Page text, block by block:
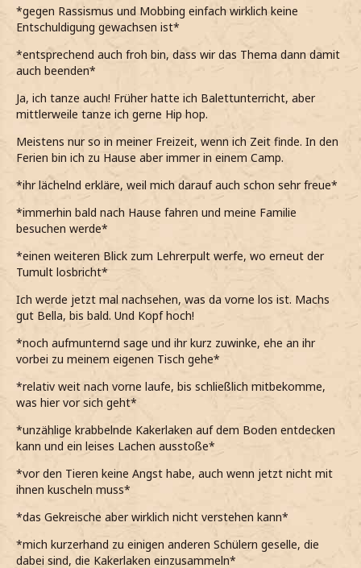
*gegen Rassismus und Mobbing einfach wirklich keine
Entschuldigung gewachsen ist*
*entsprechend auch froh bin, dass wir das Thema dann damit
auch beenden*
Ja, ich tanze auch! Früher hatte ich Balettunterricht, aber
mittlerweile tanze ich gerne Hip hop.
Meistens nur so in meiner Freizeit, wenn ich Zeit finde. In den
Ferien bin ich zu Hause aber immer in einem Camp.
*ihr lächelnd erkläre, weil mich darauf auch schon sehr freue*
*immerhin bald nach Hause fahren und meine Familie
besuchen werde*
*einen weiteren Blick zum Lehrerpult werfe, wo erneut der
Tumult losbricht*
Ich werde jetzt mal nachsehen, was da vorne los ist. Machs
gut Bella, bis bald. Und Kopf hoch!
*noch aufmunternd sage und ihr kurz zuwinke, ehe an ihr
vorbei zu meinem eigenen Tisch gehe*
*relativ weit nach vorne laufe, bis schließlich mitbekomme,
was hier vor sich geht*
*unzählige krabbelnde Kakerlaken auf dem Boden entdecken
kann und ein leises Lachen ausstoße*
*vor den Tieren keine Angst habe, auch wenn jetzt nicht mit
ihnen kuscheln muss*
*das Gekreische aber wirklich nicht verstehen kann*
*mich kurzerhand zu einigen anderen Schülern geselle, die
dabei sind, die Kakerlaken einzusammeln*